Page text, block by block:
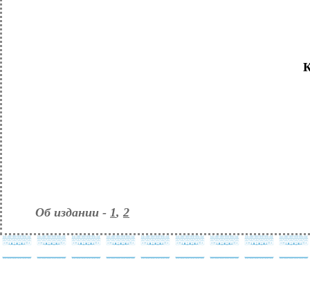
Об издании - 1, 2